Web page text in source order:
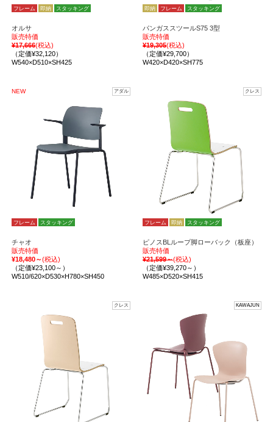
フレーム 即納 スタッキング
オルサ
販売特価
¥17,666(税込)
（定価¥32,120）
W540×D510×SH425
即納 フレーム スタッキング
パンガススツールS75 3型
販売特価
¥19,305(税込)
（定価¥29,700）
W420×D420×SH775
NEW アダル
フレーム スタッキング
チャオ
販売特価
¥18,480～(税込)
（定価¥23,100～）
W510/620×D530×H780×SH450
クレス
フレーム 即納 スタッキング
ピノスBLループ脚ローバック（板座）
販売特価
¥21,599～(税込)
（定価¥39,270～）
W485×D520×SH415
クレス KAWAJUN